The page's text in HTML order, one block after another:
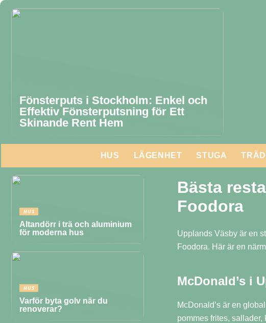
Fönsterputs i Stockholm: Enkel och
Effektiv Fönsterputsning för Ett
Skinande Rent Hem
HUS LÄGENHET STUGA
Bästa
Foodora
Upplands Väsby är en
Foodora. Här är en
McDonald’s i
McDonald’s är en
pommes frites,
HUS
Altandörr i trä och aluminium
för moderna hus
HUS
Varför byta golv när du
renoverar?